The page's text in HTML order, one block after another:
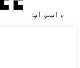
واټس اپ